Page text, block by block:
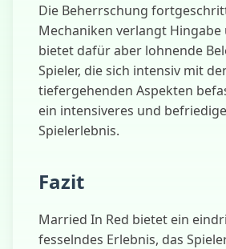
Die Beherrschung
Mechaniken verlangt Hingabe
bietet dafür aber lohnende
Spieler, die sich intensiv mit
tiefergehenden Aspekten
ein intensiveres und
Spielerlebnis.
Fazit
Married In Red bietet ein
fesselndes Erlebnis, das